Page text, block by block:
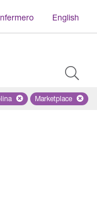
English
selected state 'North
Remove
Marketplace